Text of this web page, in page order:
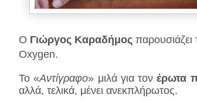
Ο Γιώργος Καραδήμος
Oxygen.
Το «Αντίγραφο» μιλά για τον έρωτα
αλλά, τελικά, μένει ανεκπλήρωτος.